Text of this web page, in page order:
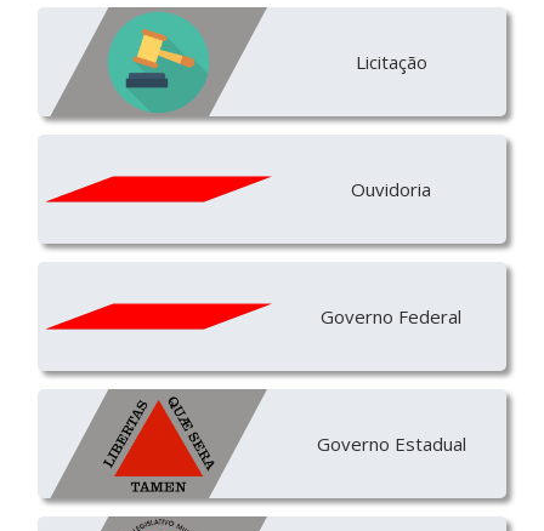
Licitação
Ouvidoria
Governo Federal
Governo Estadual